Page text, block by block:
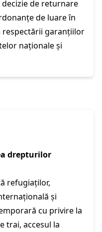
de returnare
de luare în
respectării garanțiilor
naționale și
drepturilor
refugiaților,
și
cu privire la
trai, accesul la